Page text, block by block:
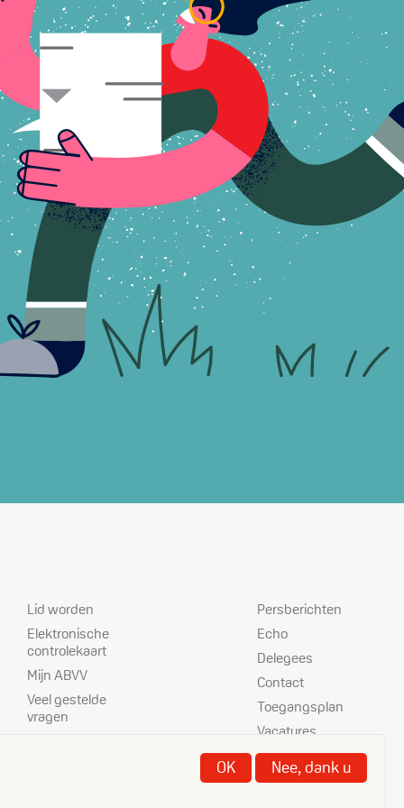
Dienstverlening
Lid worden
Elektronische
controlekaart
Mijn ABVV
Veel gestelde
vragen
Prioriteiten
Persberichten
Echo
Delegees
Contact
Toegangsplan
Vacatures
Disclaimer
Cookies
OK Nee, dank u